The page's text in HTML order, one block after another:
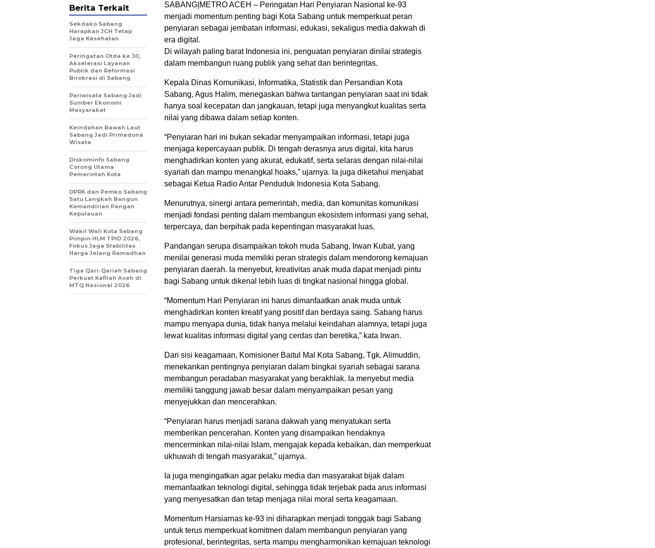
SABANG|METRO ACEH – Peringatan Hari Penyiaran Nasional ke-93
menjadi momentum penting bagi Kota Sabang untuk memperkuat peran
penyiaran sebagai jembatan informasi, edukasi, sekaligus media dakwah di
era digital.
Di wilayah paling barat Indonesia ini, penguatan penyiaran dinilai strategis
dalam membangun ruang publik yang sehat dan berintegritas.
Kepala Dinas Komunikasi, Informatika, Statistik dan Persandian Kota
Sabang, Agus Halim, menegaskan bahwa tantangan penyiaran saat ini tidak
hanya soal kecepatan dan jangkauan, tetapi juga menyangkut kualitas serta
nilai yang dibawa dalam setiap konten.
“Penyiaran hari ini bukan sekadar menyampaikan informasi, tetapi juga
menjaga kepercayaan publik. Di tengah derasnya arus digital, kita harus
menghadirkan konten yang akurat, edukatif, serta selaras dengan nilai-nilai
syariah dan mampu menangkal hoaks,” ujarnya. Ia juga diketahui menjabat
sebagai Ketua Radio Antar Penduduk Indonesia Kota Sabang.
Menurutnya, sinergi antara pemerintah, media, dan komunitas komunikasi
menjadi fondasi penting dalam membangun ekosistem informasi yang sehat,
terpercaya, dan berpihak pada kepentingan masyarakat luas.
Pandangan serupa disampaikan tokoh muda Sabang, Irwan Kubat, yang
menilai generasi muda memiliki peran strategis dalam mendorong kemajuan
penyiaran daerah. Ia menyebut, kreativitas anak muda dapat menjadi pintu
bagi Sabang untuk dikenal lebih luas di tingkat nasional hingga global.
“Momentum Hari Penyiaran ini harus dimanfaatkan anak muda untuk
menghadirkan konten kreatif yang positif dan berdaya saing. Sabang harus
mampu menyapa dunia, tidak hanya melalui keindahan alamnya, tetapi juga
lewat kualitas informasi digital yang cerdas dan beretika,” kata Irwan.
Dari sisi keagamaan, Komisioner Baitul Mal Kota Sabang, Tgk. Alimuddin,
menekankan pentingnya penyiaran dalam bingkai syariah sebagai sarana
membangun peradaban masyarakat yang berakhlak. Ia menyebut media
memiliki tanggung jawab besar dalam menyampaikan pesan yang
menyejukkan dan mencerahkan.
“Penyiaran harus menjadi sarana dakwah yang menyatukan serta
memberikan pencerahan. Konten yang disampaikan hendaknya
mencerminkan nilai-nilai Islam, mengajak kepada kebaikan, dan memperkuat
ukhuwah di tengah masyarakat,” ujarnya.
Ia juga mengingatkan agar pelaku media dan masyarakat bijak dalam
memanfaatkan teknologi digital, sehingga tidak terjebak pada arus informasi
yang menyesatkan dan tetap menjaga nilai moral serta keagamaan.
Momentum Harsiarnas ke-93 ini diharapkan menjadi tonggak bagi Sabang
untuk terus memperkuat komitmen dalam membangun penyiaran yang
profesional, berintegritas, serta mampu mengharmonikan kemajuan teknologi
Berita Terkait
Sekdako Sabang
Harapkan JCH Tetap
Jaga Kesehatan
Peringatan Otda ke 30,
Akselerasi Layanan
Publik dan Reformasi
Birokrasi di Sabang
Pariwisata Sabang Jadi
Sumber Ekonomi
Masyarakat
Keindahan Bawah Laut
Sabang Jadi Primadona
Wisata
Diskominfo Sabang
Corong Utama
Pemerintah Kota
DPRK dan Pemko Sabang
Satu Langkah Bangun
Kemandirian Pangan
Kepulauan
Wakil Wali Kota Sabang
Pimpin HLM TPID 2026,
Fokus Jaga Stabilitas
Harga Jelang Ramadhan
Tiga Qari-Qariah Sabang
Perkuat Kafilah Aceh di
MTQ Nasional 2026